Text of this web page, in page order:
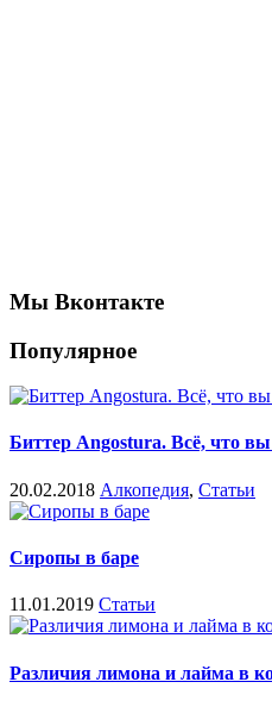
Мы Вконтакте
Популярное
Биттер Angostura. Всё, что вы
20.02.2018 Алкопедия, Статьи
Сиропы в баре
11.01.2019 Статьи
Различия лимона и лайма в